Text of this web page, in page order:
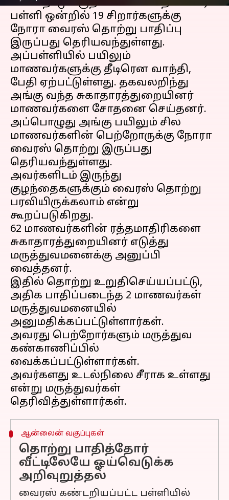
காக்கநாடு பகுதியில் உள்ள தனியார்
பள்ளி ஒன்றில் 19 சிறார்களுக்கு
நோரா வைரஸ் தொற்று பாதிப்பு
இருப்பது தெரியவந்துள்ளது.
அப்பள்ளியில் பயிலும்
மாணவர்களுக்கு தீடிரென வாந்தி,
பேதி ஏற்பட்டுள்ளது. தகவலறிந்து
அங்கு வந்த சுகாதாரத்துறையினர்
மாணவர்களை சோதனை செய்தனர்.
அப்பொழுது அங்கு பயிலும் சில
மாணவர்களின் பெற்றோருக்கு நோரா
வைரஸ் தொற்று இருப்பது
தெரியவந்துள்ளது.
அவர்களிடம் இருந்து
குழந்தைகளுக்கும் வைரஸ் தொற்று
பரவியிருக்கலாம் என்று
கூறப்படுகிறது.
62 மாணவர்களின் ரத்தமாதிரிகளை
சுகாதாரத்துறையினர் எடுத்து
மருத்துவமனைக்கு அனுப்பி
வைத்தனர்.
இதில் தொற்று உறுதிசெய்யப்பட்டு,
அதிக பாதிப்படைந்த 2 மாணவர்கள்
மருத்துவமனையில்
அனுமதிக்கப்பட்டுள்ளார்கள்.
அவரது பெற்றோர்களும் மருத்துவ
கண்காணிப்பில்
வைக்கப்பட்டுள்ளார்கள்.
அவர்களது உடல்நிலை சீராக உள்ளது
என்று மருத்துவர்கள்
ஆன்லைன் வகுப்புகள்
தொற்று பாதித்தோர்
வீட்டிலேயே ஓய்வெடுக்க
அறிவுறுத்தல்
வைரஸ் கண்டறியப்பட்ட பள்ளியில்